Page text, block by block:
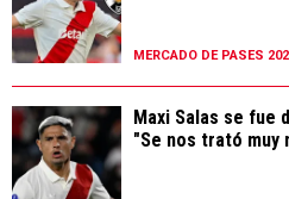
MERCADO DE PASES
Maxi Salas se fue
"Se nos trató muy